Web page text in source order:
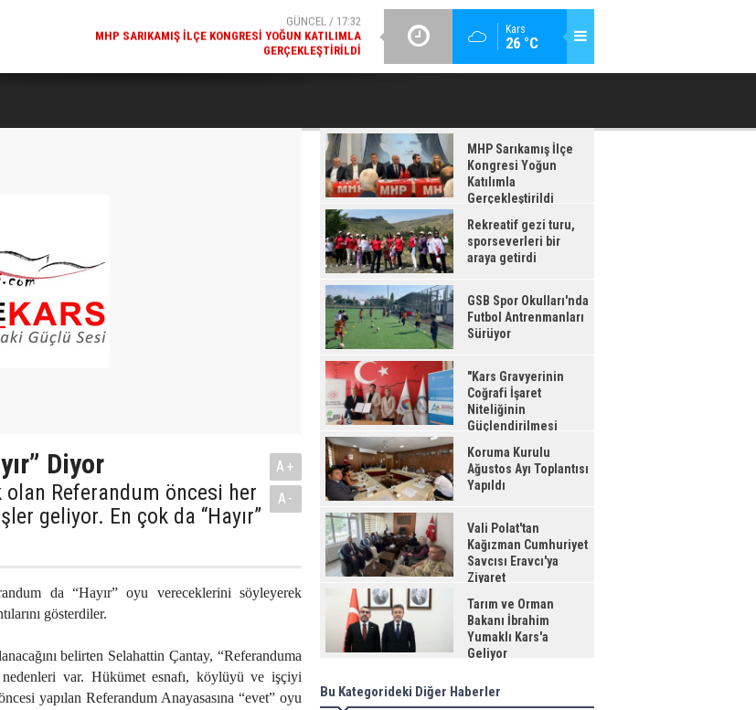
Kars
26 °C
GÜNCEL / 17:08
REKREATIF GEZI TURU, SPORSEVERLERI BIR ARAYA GETIRDI
GSB SPOR OKULLARI'NDA FUTBOL ANTRENMANLARI SÜRÜYOR
Diyor
olan Referandum öncesi her
geliyor. En çok da “Hayır”
A+
A-
da “Hayır” oyu vereceklerini söyleyerek
gösterdiler.
belirten Selahattin Çantay, “Referanduma
var. Hükümet esnafı, köylüyü ve işçiyi
yapılan Referandum Anayasasına “evet” oyu
MHP Sarıkamış İlçe
Kongresi Yoğun
Katılımla
Gerçekleştirildi
Rekreatif gezi turu,
sporseverleri bir
araya getirdi
GSB Spor Okulları'nda
Futbol Antrenmanları
Sürüyor
"Kars Gravyerinin
Coğrafi İşaret
Niteliğinin
Güçlendirilmesi
Projesi"
Koruma Kurulu
Ağustos Ayı Toplantısı
Yapıldı
Vali Polat'tan
Kağızman Cumhuriyet
Savcısı Eravcı'ya
Ziyaret
Tarım ve Orman
Bakanı İbrahim
Yumaklı Kars'a
Geliyor
Bu Kategorideki Diğer Haberler